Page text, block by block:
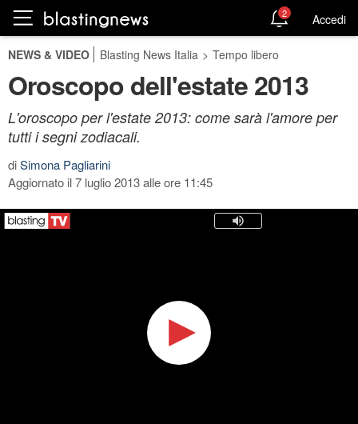
2 Accedi
NEWS & VIDEO Blasting News Italia > Tempo libero
Oroscopo dell'estate 2013
L'oroscopo per l'estate 2013: come sarà l'amore per
tutti i segni zodiacali.
diSimona Pagliarini
Aggiornato il 7 luglio 2013 alle ore 11:45